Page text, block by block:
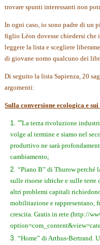
trovare spunti interessanti non
In ogni caso, io sono padre di un
figlio Léon dovesse chiedersi che
leggere la lista e scegliere
di giovane uomo qualcuno dei
Di seguito la lista Sapienza, 20
argomenti:
Sulla conversione ecologica e
“”La terza rivoluzione
volge al termine e siamo nel
produttivo ne sarà
cambiamento;
“Piano B” di Thurow perché
sulle risorse idriche e sulle
altri problemi capitali
mobilitazione e rappresentano,
crescita. Gratis in rete (http://
“Home” di Arthus-Bertrand.